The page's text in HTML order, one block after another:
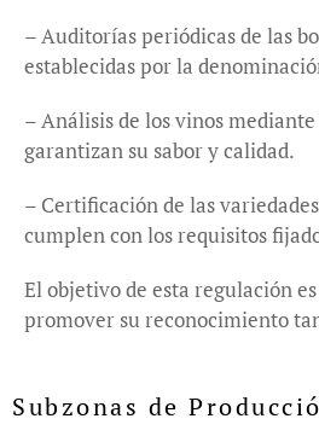
– Auditorías periódicas de las
establecidas por la
– Análisis de los vinos
garantizan su sabor y calidad.
– Certificación de las
cumplen con los requisitos
El objetivo de esta regulación
promover su reconocimiento
Subzonas de